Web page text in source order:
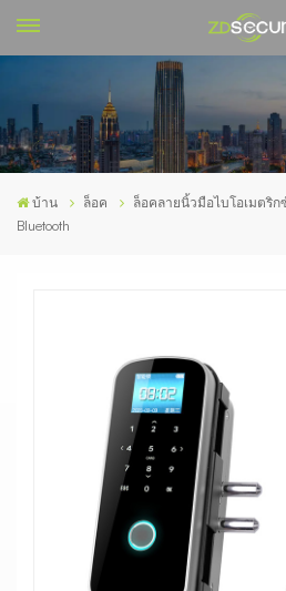
บ้าน ล็อค
ล็อคลายนิ้วมือไบโอเมตริ
Bluetooth